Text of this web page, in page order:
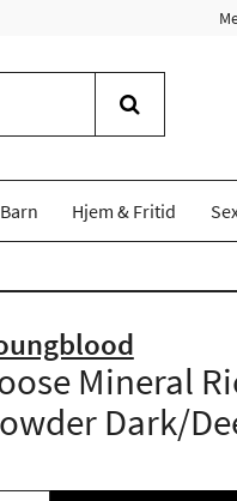
Hjem & Fritid
Mineral
Dark/